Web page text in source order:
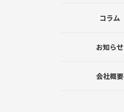
コラム
お知らせ
会社概要